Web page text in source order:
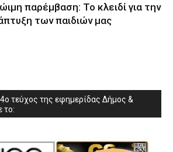
παρέμβαση: Το κλειδί για την
των παιδιών µας
τεύχος της εφημερίδας Δήμος &
το: